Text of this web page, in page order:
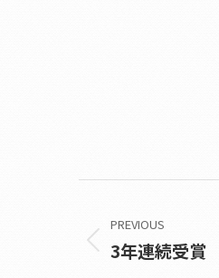
navigation
PREVIOUS
Previous
3年連続受賞